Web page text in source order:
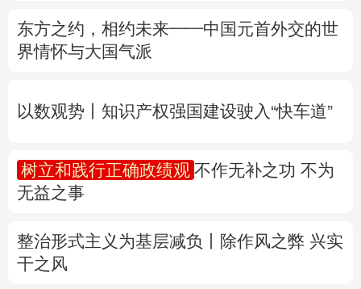
四川 贵州
多语种频道
English Español Français عربى
东方之约，相约未来——中国元首外交的世
界情怀与大国气派
以数观势丨知识产权强国建设驶入“快车道”
树立和践行正确政绩观 不作无补之功 不为
无益之事
整治形式主义为基层减负丨除作风之弊 兴实
干之风